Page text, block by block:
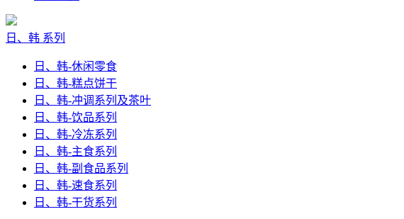
日、韩 系列
日、韩-休闲零食
日、韩-糕点饼干
日、韩-冲调系列及茶叶
日、韩-饮品系列
日、韩-冷冻系列
日、韩-主食系列
日、韩-副食品系列
日、韩-速食系列
日、韩-干货系列